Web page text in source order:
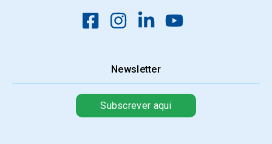
Newsletter
Subscrever aqui